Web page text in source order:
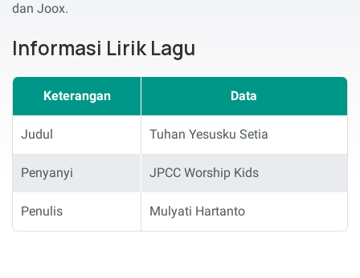
dan Joox.
Informasi Lirik Lagu
Keterangan Data
Judul Tuhan Yesusku Setia
Penyanyi JPCC Worship Kids
Penulis Mulyati Hartanto